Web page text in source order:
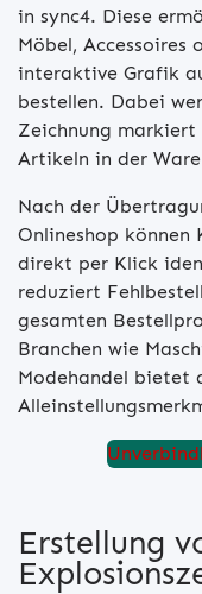
in sync4. Diese
Möbel, Accessoires
interaktive Grafik
bestellen. Dabei
Zeichnung markiert
Artikeln in der
Nach der
Onlineshop
direkt per Klick
reduziert
gesamten
Branchen wie
Modehandel bietet
Erstellung